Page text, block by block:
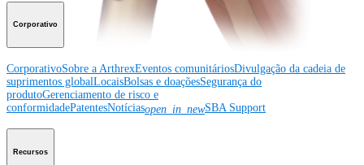
Corporativo
CorporativoSobre a ArthrexEventos comunitáriosDivulgação da cadeia de
suprimentos globalLocaisBolsas e doaçõesSegurança do
produtoGerenciamento de risco e
conformidadePatentesNotíciasopen_in_newSBA Support
Recursos